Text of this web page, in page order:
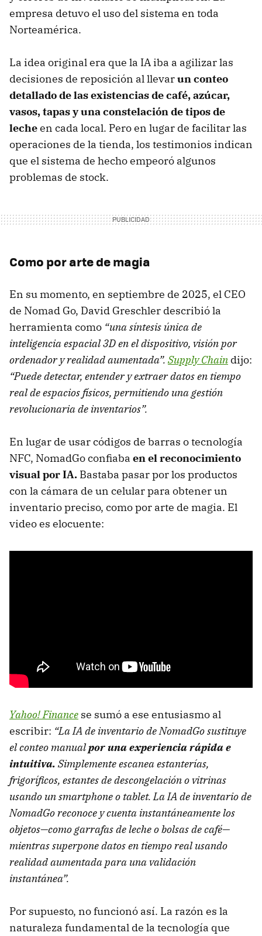
empresa detuvo el uso del sistema en toda
Norteamérica.
La idea original era que la IA iba a agilizar las
decisiones de reposición al llevarun conteo
detallado de las existencias de café, azúcar,
vasos, tapas y una constelación de tipos de
lecheen cada local. Pero en lugar de facilitar las
operaciones de la tienda, los testimonios indican
que el sistema de hecho empeoró algunos
problemas de stock.
Como por arte de magia
En su momento, en septiembre de 2025, el CEO
de Nomad Go, David Greschler describió la
herramienta como “una síntesis única de
inteligencia espacial 3D en el dispositivo, visión por
ordenador y realidad aumentada”. Supply Chain dijo:
“Puede detectar, entender y extraer datos en tiempo
real de espacios físicos, permitiendo una gestión
revolucionaria de inventarios”.
En lugar de usar códigos de barras o tecnología
NFC, NomadGo confiaba en el reconocimiento
visual por IA. Bastaba pasar por los productos
con la cámara de un celular para obtener un
inventario preciso, como por arte de magia. El
video es elocuente:
Yahoo! Finance se sumó a ese entusiasmo al
escribir: “La IA de inventario de NomadGo sustituye
el conteo manualpor una experiencia rápida e
intuitiva. Simplemente escanea estanterías,
frigoríficos, estantes de descongelación o vitrinas
usando un smartphone o tablet. La IA de inventario de
NomadGo reconoce y cuenta instantáneamente los
objetos—como garrafas de leche o bolsas de café—
mientras superpone datos en tiempo real usando
realidad aumentada para una validación
instantánea”.
Por supuesto, no funcionó así. La razón es la
naturaleza fundamental de la tecnología que